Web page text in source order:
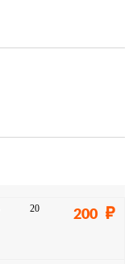
20 200